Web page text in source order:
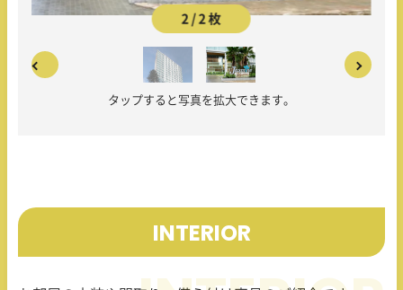
2 / 2 枚
タップすると写真を拡大できます。
INTERIOR